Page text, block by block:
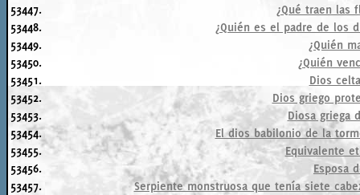
53447.
¿Qué traen las
53448.
¿Quién es el padre de los
53449.
¿Quién
53450.
¿Quién
53451.
Dios
53452.
Dios griego
53453.
Diosa griega
53454.
El dios babilonio de la
53455.
Equivalente
53456.
Esposa
53457.
Serpiente monstruosa que tenía siete